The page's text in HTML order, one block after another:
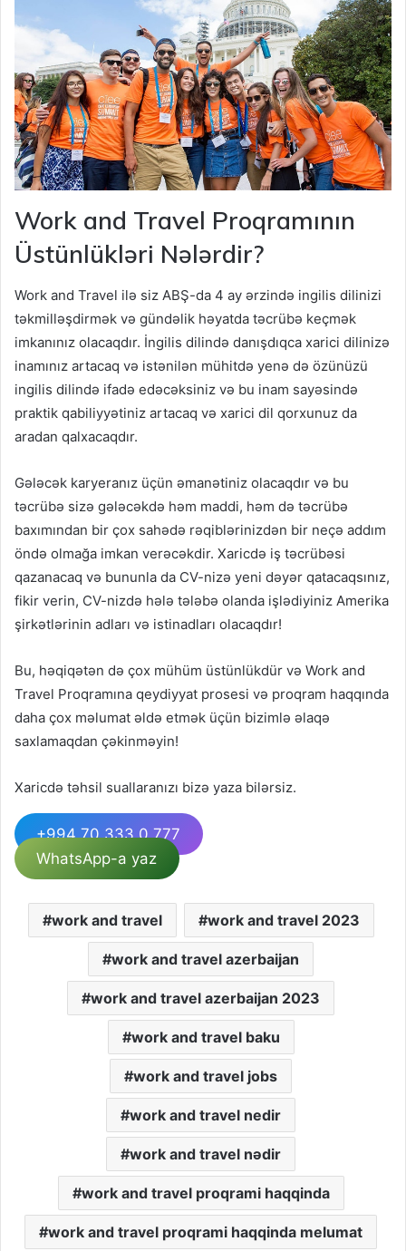
Work and Travel Proqramının
Üstünlükləri Nələrdir?
Work and Travel ilə siz ABŞ-da 4 ay ərzində ingilis dilinizi
təkmilləşdirmək və gündəlik həyatda təcrübə keçmək
imkanınız olacaqdır. İngilis dilində danışdıqca xarici dilinizə
inamınız artacaq və istənilən mühitdə yenə də özünüzü
ingilis dilində ifadə edəcəksiniz və bu inam sayəsində
praktik qabiliyyətiniz artacaq və xarici dil qorxunuz da
aradan qalxacaqdır.
Gələcək karyeranız üçün əmanətiniz olacaqdır və bu
təcrübə sizə gələcəkdə həm maddi, həm də təcrübə
baxımından bir çox sahədə rəqiblərinizdən bir neçə addım
öndə olmağa imkan verəcəkdir. Xaricdə iş təcrübəsi
qazanacaq və bununla da CV-nizə yeni dəyər qatacaqsınız,
fikir verin, CV-nizdə hələ tələbə olanda işlədiyiniz Amerika
şirkətlərinin adları və istinadları olacaqdır!
Bu, həqiqətən də çox mühüm üstünlükdür və Work and
Travel Proqramına qeydiyyat prosesi və proqram haqqında
daha çox məlumat əldə etmək üçün bizimlə əlaqə
saxlamaqdan çəkinməyin!
Xaricdə təhsil suallaranızı bizə yaza bilərsiz.
+994 70 333 0 777
WhatsApp-a yaz
work and travel work and travel 2023
work and travel azerbaijan
work and travel azerbaijan 2023
work and travel baku
work and travel jobs
work and travel nedir
work and travel nədir
work and travel proqrami haqqinda
work and travel proqrami haqqinda melumat